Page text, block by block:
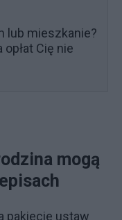
lub mieszkanie?
opłat Cię nie
mogą
pakiecie ustaw